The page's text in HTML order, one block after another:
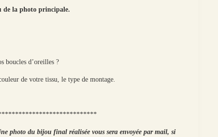
de la photo principale.
boucles d’oreilles ?
de votre tissu, le type de montage.
photo du bijou final réalisée vous sera envoyée par mail, si